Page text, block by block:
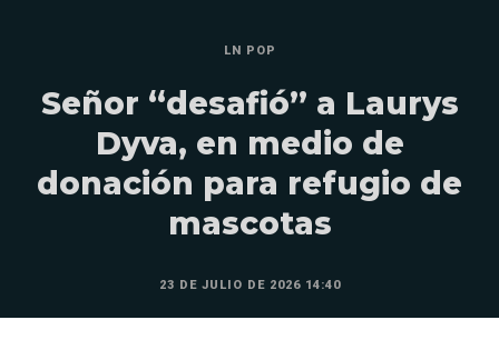
LN POP
Señor “desafió” a Laurys
Dyva, en medio de
donación para refugio de
mascotas
23 DE JULIO DE 2026 14:40